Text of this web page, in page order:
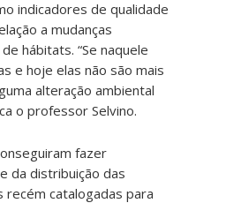
indicadores de qualidade
a mudanças
hábitats. “Se naquele
e hoje elas não são mais
alteração ambiental
o professor Selvino.
fazer
da distribuição das
recém catalogadas para